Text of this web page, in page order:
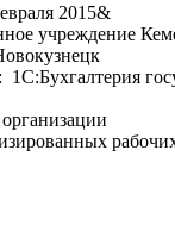
2015&
учреждение